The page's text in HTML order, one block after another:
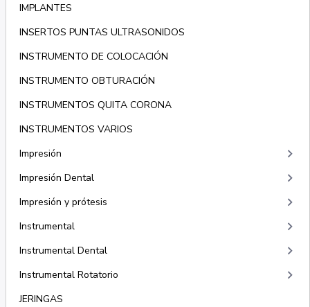
IMPLANTES
INSERTOS PUNTAS ULTRASONIDOS
INSTRUMENTO DE COLOCACIÓN
INSTRUMENTO OBTURACIÓN
INSTRUMENTOS QUITA CORONA
INSTRUMENTOS VARIOS
Impresión
keyboard_arrow_right
Impresión Dental keyboard_arrow_right
Impresión y prótesis keyboard_arrow_right
Instrumental keyboard_arrow_right
Instrumental Dental keyboard_arrow_right
Instrumental Rotatorio keyboard_arrow_right
JERINGAS